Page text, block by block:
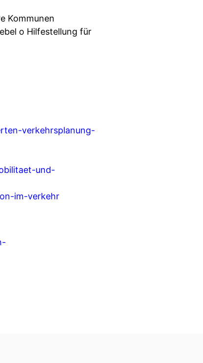
Kommunen
o Hilfestellung für
verkehrsplanung-
und-
im-verkehr